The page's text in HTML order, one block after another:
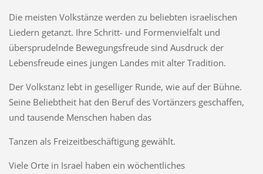
Die meisten Volkstänze werden zu beliebten israelischen
Liedern getanzt. Ihre Schritt- und Formenvielfalt und
übersprudelnde Bewegungsfreude sind Ausdruck der
Lebensfreude eines jungen Landes mit alter Tradition.
Der Volkstanz lebt in geselliger Runde, wie auf der Bühne.
Seine Beliebtheit hat den Beruf des Vortänzers geschaffen,
und tausende Menschen haben das
Tanzen als Freizeitbeschäftigung gewählt.
Viele Orte in Israel haben ein wöchentliches